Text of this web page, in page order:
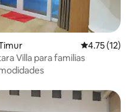
Calificación
4.75 (12)
Villa para familias